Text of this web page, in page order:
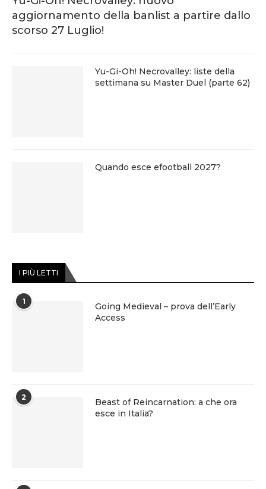
aggiornamento della banlist a partire dallo
scorso 27 Luglio!
Yu-Gi-Oh! Necrovalley: liste della
settimana su Master Duel (parte 62)
Quando esce efootball 2027?
I PIÙ LETTI
1
Going Medieval – prova dell’Early
Access
2
Beast of Reincarnation: a che ora
esce in Italia?